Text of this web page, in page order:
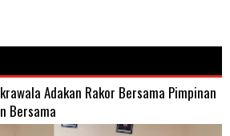
Adakan Rakor Bersama Pimpinan
Bersama